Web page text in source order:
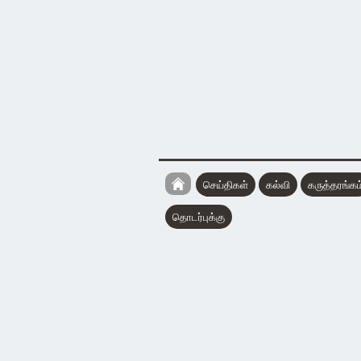
செய்திகள் கல்வி
தொடர்புக்கு